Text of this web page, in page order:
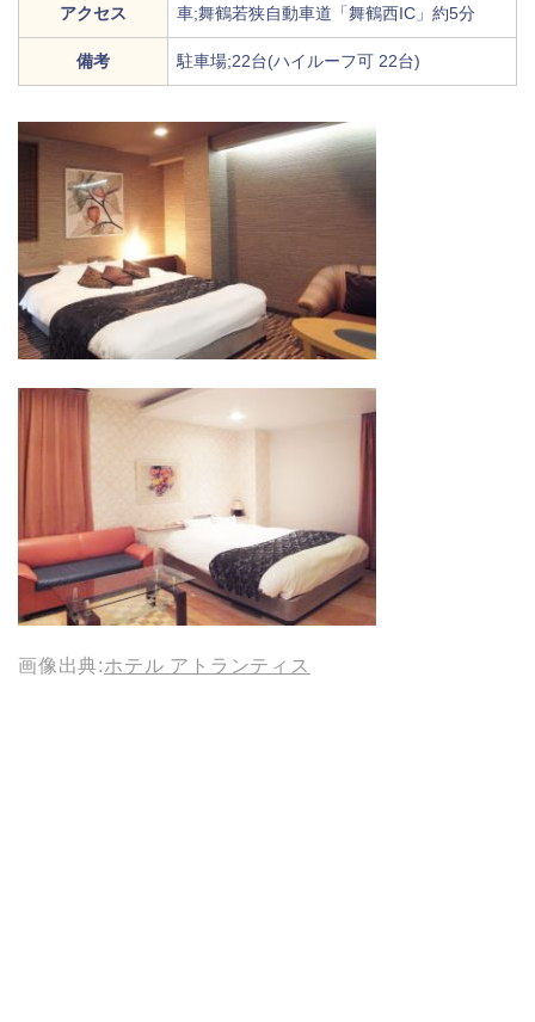
アクセス 車;舞鶴若狭自動車道「舞鶴西IC」約5分
備考 駐車場;22台(ハイルーフ可 22台)
画像出典:ホテル アトランティス